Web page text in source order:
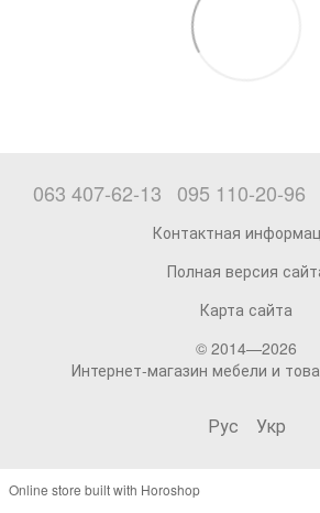
063 407-62-13 095 110-20-96
Контактная
Полная версия
Карта сайта
© 2014—2026
Интернет-магазин мебели и
Рус Укр
Online store built with Horoshop